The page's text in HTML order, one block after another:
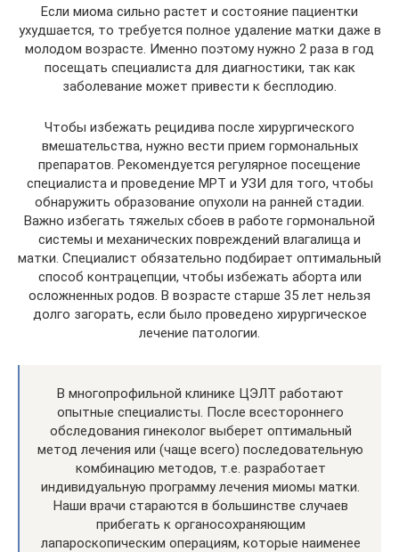
Если миома сильно растет и состояние пациентки
ухудшается, то требуется полное удаление матки даже в
молодом возрасте. Именно поэтому нужно 2 раза в год
посещать специалиста для диагностики, так как
заболевание может привести к бесплодию.
Чтобы избежать рецидива после хирургического
вмешательства, нужно вести прием гормональных
препаратов. Рекомендуется регулярное посещение
специалиста и проведение МРТ и УЗИ для того, чтобы
обнаружить образование опухоли на ранней стадии.
Важно избегать тяжелых сбоев в работе гормональной
системы и механических повреждений влагалища и
матки. Специалист обязательно подбирает оптимальный
способ контрацепции, чтобы избежать аборта или
осложненных родов. В возрасте старше 35 лет нельзя
долго загорать, если было проведено хирургическое
лечение патологии.
В многопрофильной клинике ЦЭЛТ работают
опытные специалисты. После всестороннего
обследования гинеколог выберет оптимальный
метод лечения или (чаще всего) последовательную
комбинацию методов, т.е. разработает
индивидуальную программу лечения миомы матки.
Наши врачи стараются в большинстве случаев
прибегать к органосохраняющим
лапароскопическим операциям, которые наименее